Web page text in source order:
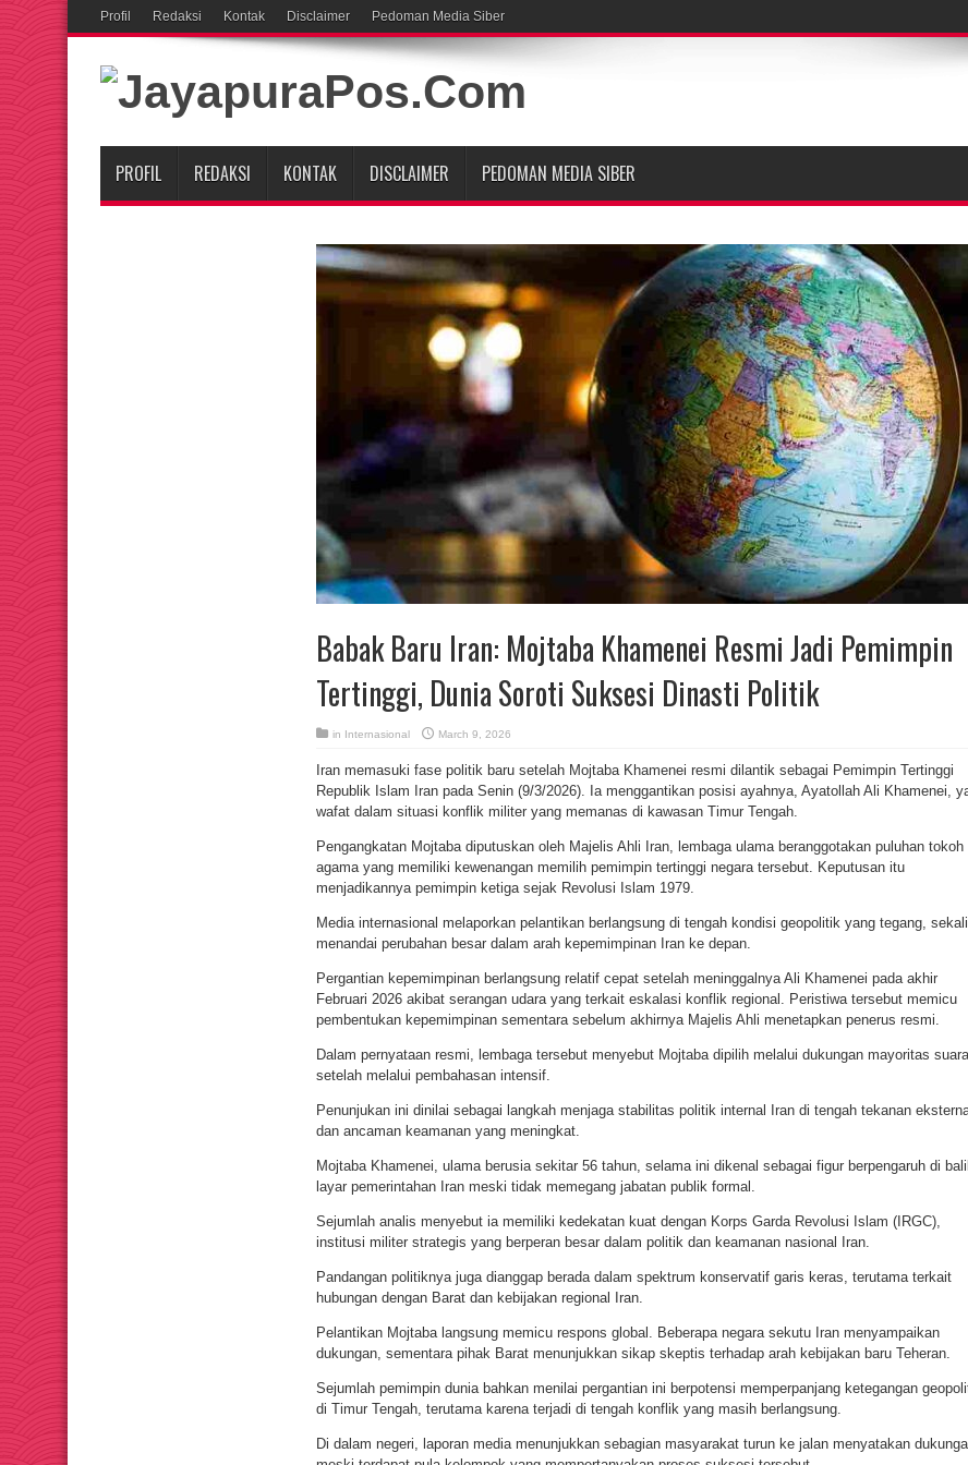
Profil Redaksi Kontak Disclaimer Pedoman Media Siber
PROFIL REDAKSI KONTAK DISCLAIMER PEDOMAN MEDIA SIBER
Babak Baru Iran: Mojtaba Khamenei Resmi Jadi Pemimpin
Tertinggi, Dunia Soroti Suksesi Dinasti Politik
in Internasional March 9, 2026
Iran memasuki fase politik baru setelah Mojtaba Khamenei resmi dilantik sebagai Pemimpin Tertinggi
Republik Islam Iran pada Senin (9/3/2026). Ia menggantikan posisi ayahnya, Ayatollah Ali Khamenei,
wafat dalam situasi konflik militer yang memanas di kawasan Timur Tengah.
Pengangkatan Mojtaba diputuskan oleh Majelis Ahli Iran, lembaga ulama beranggotakan puluhan tokoh
agama yang memiliki kewenangan memilih pemimpin tertinggi negara tersebut. Keputusan itu
menjadikannya pemimpin ketiga sejak Revolusi Islam 1979.
Media internasional melaporkan pelantikan berlangsung di tengah kondisi geopolitik yang tegang,
menandai perubahan besar dalam arah kepemimpinan Iran ke depan.
Pergantian kepemimpinan berlangsung relatif cepat setelah meninggalnya Ali Khamenei pada akhir
Februari 2026 akibat serangan udara yang terkait eskalasi konflik regional. Peristiwa tersebut memicu
pembentukan kepemimpinan sementara sebelum akhirnya Majelis Ahli menetapkan penerus resmi.
Dalam pernyataan resmi, lembaga tersebut menyebut Mojtaba dipilih melalui dukungan mayoritas suara
setelah melalui pembahasan intensif.
Penunjukan ini dinilai sebagai langkah menjaga stabilitas politik internal Iran di tengah tekanan
dan ancaman keamanan yang meningkat.
Mojtaba Khamenei, ulama berusia sekitar 56 tahun, selama ini dikenal sebagai figur berpengaruh di
layar pemerintahan Iran meski tidak memegang jabatan publik formal.
Sejumlah analis menyebut ia memiliki kedekatan kuat dengan Korps Garda Revolusi Islam (IRGC),
institusi militer strategis yang berperan besar dalam politik dan keamanan nasional Iran.
Pandangan politiknya juga dianggap berada dalam spektrum konservatif garis keras, terutama terkait
hubungan dengan Barat dan kebijakan regional Iran.
Pelantikan Mojtaba langsung memicu respons global. Beberapa negara sekutu Iran menyampaikan
dukungan, sementara pihak Barat menunjukkan sikap skeptis terhadap arah kebijakan baru Teheran.
Sejumlah pemimpin dunia bahkan menilai pergantian ini berpotensi memperpanjang ketegangan
di Timur Tengah, terutama karena terjadi di tengah konflik yang masih berlangsung.
Di dalam negeri, laporan media menunjukkan sebagian masyarakat turun ke jalan menyatakan